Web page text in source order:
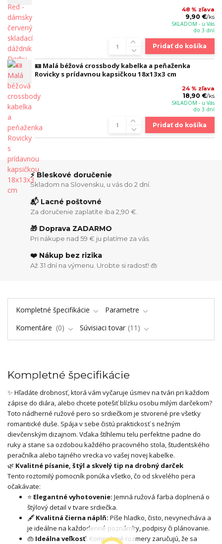
48 % zľava
9,90 €/ks
SKLADOM - u Vás
do 3 dní
Pridať do košíka
🪪 Malá béžová crossbody kabelka a peňaženka
Rovicky s prídavnou kapsičkou 18x13x3 cm
24 % zľava
18,90 €/ks
SKLADOM - u Vás
do 3 dní
Pridať do košíka
⚡ Bleskové doručenie
Skladom na Slovensku, u vás do 2 dní.
📬 Lacné poštovné
Za doručenie zaplatíte iba 2,90 €.
🎁 Doprava ZADARMO
Pri nákupe nad 59 € ju platíme za vás.
❤️ Nákup bez rizika
Až 31 dní na výmenu. Urobte si radosť! 👜
Kompletné špecifikácie
Parametre
Komentáre
0 Súvisiaci tovar 11
Kompletné špecifikácie
✨ Hľadáte drobnosť, ktorá vám vyčaruje úsmev na tvári pri každom
zápise do diára, alebo chcete potešiť blízku osobu milým darčekom?
Toto nádherné ružové pero so srdiečkom je stvorené pre všetky
romantické duše. Spája v sebe čistú praktickosť s nežným
dievčenským dizajnom. Vďaka štíhlemu telu perfektne padne do
ruky a stane sa ozdobou každého pracovného stola, študentského
peračníka alebo tajného vrecka vo vašej novej kabelke.
🌿 Kvalitné písanie, štýl a skvelý tip na drobný darček
Tento roztomilý pomocník ponúka všetko, čo od skvelého pera
očakávate:
⭐ Elegantné vyhotovenie: Jemná ružová farba doplnená o
štýlový detail v tvare srdiečka.
🖋️ Kvalitná čierna náplň: Píše hladko, čisto, nevynecháva a
je ideálne na každodenné poznámky, podpisy či plánovanie.
👜 Ideálna veľkosť: Kompaktné rozmery zaručujú, že sa